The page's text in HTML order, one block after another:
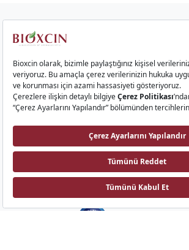
Kurumsal
Cilt Ürünleri
Gıda Takviyeleri